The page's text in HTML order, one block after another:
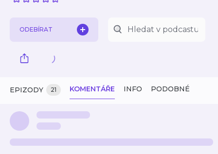
ODEBÍRAT
EPIZODY 21 KOMENTÁŘE INFO PODOBNÉ